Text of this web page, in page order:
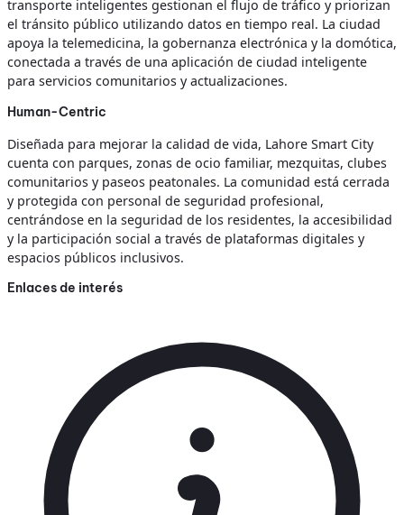
transporte inteligentes gestionan el flujo de tráfico y priorizan
el tránsito público utilizando datos en tiempo real. La ciudad
apoya la telemedicina, la gobernanza electrónica y la domótica,
conectada a través de una aplicación de ciudad inteligente
para servicios comunitarios y actualizaciones.
Human-Centric
Diseñada para mejorar la calidad de vida, Lahore Smart City
cuenta con parques, zonas de ocio familiar, mezquitas, clubes
comunitarios y paseos peatonales. La comunidad está cerrada
y protegida con personal de seguridad profesional,
centrándose en la seguridad de los residentes, la accesibilidad
y la participación social a través de plataformas digitales y
espacios públicos inclusivos.
Enlaces de interés